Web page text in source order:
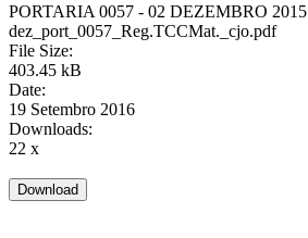
PORTARIA 0057 - 02 DEZEMBRO 2015
dez_port_0057_Reg.TCCMat._cjo.pdf
File Size:
403.45 kB
Date:
19 Setembro 2016
Downloads:
22 x